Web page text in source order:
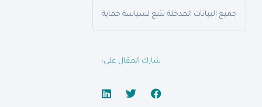
جميع البيانات المدخلة تتبع لسياسة حماية
شارك المقال على: